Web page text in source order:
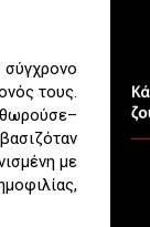
τους.
με